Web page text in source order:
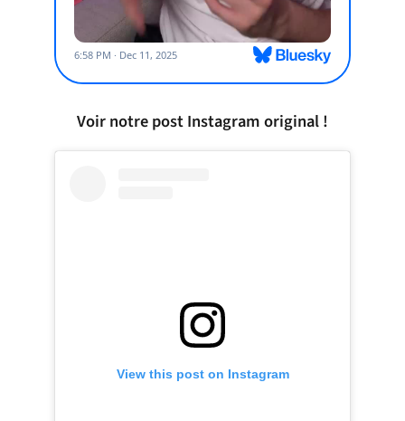
Voir notre post Instagram original !
View this post on Instagram